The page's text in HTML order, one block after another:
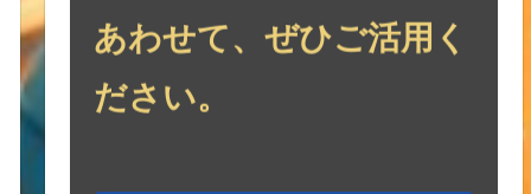
あわせて、ぜひご活用く
ださい。